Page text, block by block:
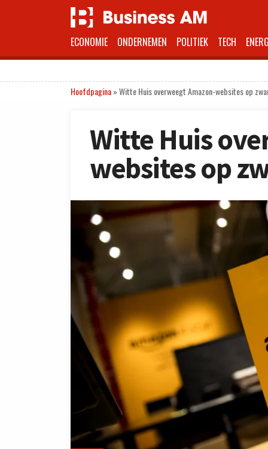
ECONOMIE ONDERNEMEN POLITIEK TECH
Hoofdpagina»Witte Huis overweegt Amazon-websites op
Witte Huis
websites op